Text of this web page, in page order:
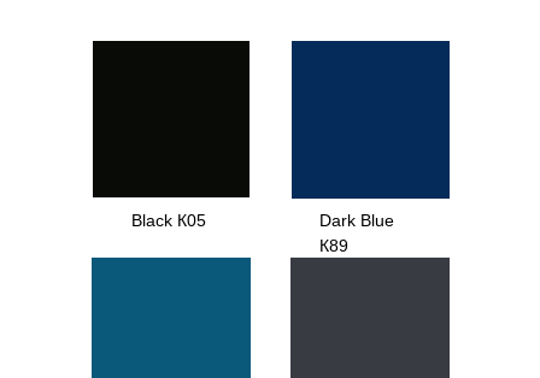
Black К05
Dark Blue
К89